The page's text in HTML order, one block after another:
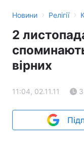
Новини › Релігії ›
2
вірних
11:04, 02.11.11